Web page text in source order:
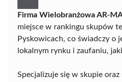
Firma Wielobranżowa AR-
miejsce w rankingu skupów
Pyskowicach, co świadczy o
lokalnym rynku i zaufaniu,
Specjalizuje się w skupie